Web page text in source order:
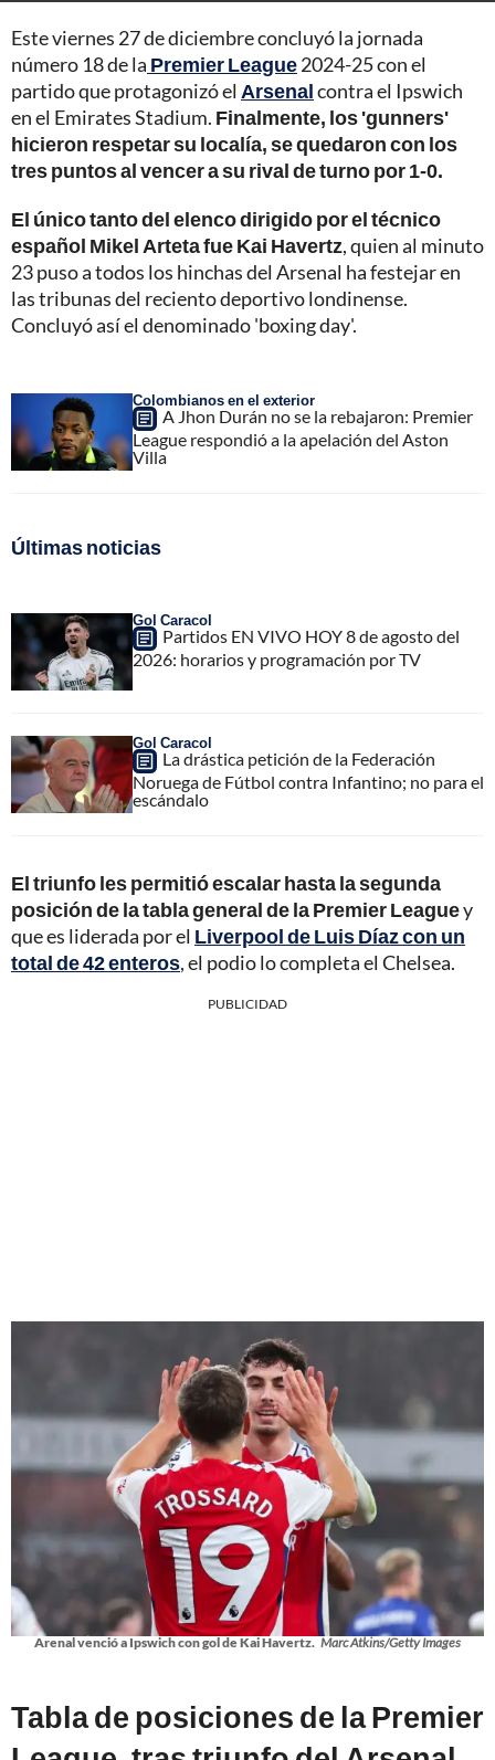
Este viernes 27 de diciembre concluyó la jornada
número 18 de la Premier League2024-25 con el
partido que protagonizó el Arsenalcontra el Ipswich
en el Emirates Stadium. Finalmente, los 'gunners'
hicieron respetar su localía, se quedaron con los
tres puntos al vencer a su rival de turno por 1-0.
El único tanto del elenco dirigido por el técnico
español Mikel Arteta fue Kai Havertz, quien al minuto
23 puso a todos los hinchas del Arsenal ha festejar en
las tribunas del reciento deportivo londinense.
Concluyó así el denominado 'boxing day'.
Colombianos en el exterior
A Jhon Durán no se la rebajaron: Premier
League respondió a la apelación del Aston
Villa
Últimas noticias
Gol Caracol
Partidos EN VIVO HOY 8 de agosto del
2026: horarios y programación por TV
Gol Caracol
La drástica petición de la Federación
Noruega de Fútbol contra Infantino; no para el
escándalo
El triunfo les permitió escalar hasta la segunda
posición de la tabla general de la Premier Leaguey
que es liderada por el Liverpool de Luis Díaz con un
total de 42 enteros, el podio lo completa el Chelsea.
PUBLICIDAD
Arenal venció a Ipswich con gol de Kai Havertz. Marc Atkins/Getty Images
Tabla de posiciones de la Premier